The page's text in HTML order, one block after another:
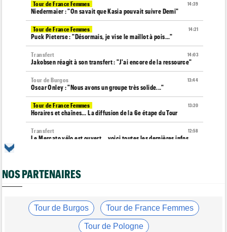
14:39
Tour de France Femmes
Niedermaier : "On savait que Kasia pouvait suivre Demi"
14:21
Tour de France Femmes
Puck Pieterse : "Désormais, je vise le maillot à pois..."
14:03
Transfert
Jakobsen réagit à son transfert : "J'ai encore de la ressource"
13:44
Tour de Burgos
Oscar Onley : "Nous avons un groupe très solide..."
13:20
Tour de France Femmes
Horaires et chaînes… La diffusion de la 6e étape du Tour
12:58
Transfert
Le Mercato vélo est ouvert... voici toutes les dernières infos
c'est ici !
12:04
Tour de France Femmes
La 6e étape… un terrain propice aux baroudeuses à Tournon ?
NOS PARTENAIRES
Tour de Burgos Tour de France Femmes
Tour de Pologne